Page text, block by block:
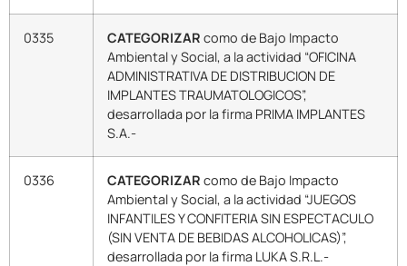
0335 CATEGORIZAR como de Bajo Impacto
Ambiental y Social, a la actividad “OFICINA
ADMINISTRATIVA DE DISTRIBUCION DE
IMPLANTES TRAUMATOLOGICOS”,
desarrollada por la firma PRIMA IMPLANTES
S.A.-
0336 CATEGORIZAR como de Bajo Impacto
Ambiental y Social, a la actividad “JUEGOS
INFANTILES Y CONFITERIA SIN ESPECTACULO
(SIN VENTA DE BEBIDAS ALCOHOLICAS)”,
desarrollada por la firma LUKA S.R.L.-